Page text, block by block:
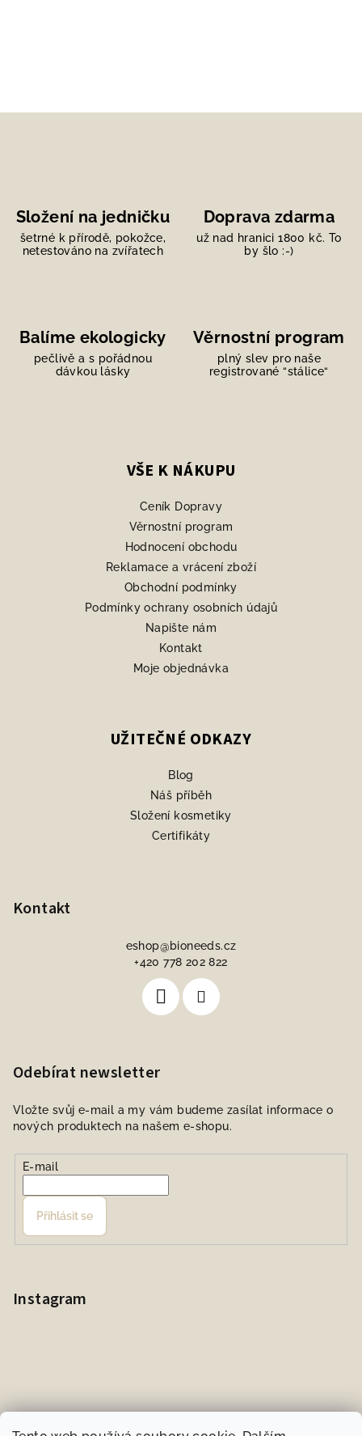
Složení na jedničku
šetrné k přírodě, pokožce,
netestováno na zvířatech
Doprava zdarma
už nad hranici 1800 kč. To
by šlo :-)
Balíme ekologicky
pečlivě a s pořádnou
dávkou lásky
Věrnostní program
plný slev pro naše
registrované “stálice“
VŠE K NÁKUPU
Ceník Dopravy
Věrnostní program
Hodnocení obchodu
Reklamace a vrácení zboží
Obchodní podmínky
Podmínky ochrany osobních údajů
Napište nám
Kontakt
Moje objednávka
UŽITEČNÉ ODKAZY
Blog
Náš příběh
Složení kosmetiky
Certifikáty
Kontakt
eshop@bioneeds.cz
+420 778 202 822
Odebírat newsletter
Vložte svůj e-mail a my vám budeme zasílat informace o
nových produktech na našem e-shopu.
E-mail
Přihlásit se
Instagram